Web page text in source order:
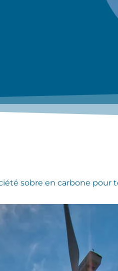
sobre en carbone pour